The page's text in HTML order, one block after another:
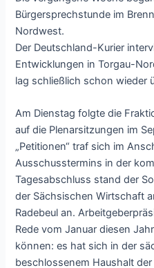
Bürgersprechstunde im
Nordwest.
Der Deutschland-Kurier
Entwicklungen in Torgau-
lag schließlich schon wieder
Am Dienstag folgte die
auf die Plenarsitzungen im
„Petitionen“ traf sich im
Ausschusstermins in der
Tagesabschluss stand der
der Sächsischen Wirtschaft
Radebeul an.
Rede vom Januar diesen
können: es hat sich in der
beschlossenem Haushalt